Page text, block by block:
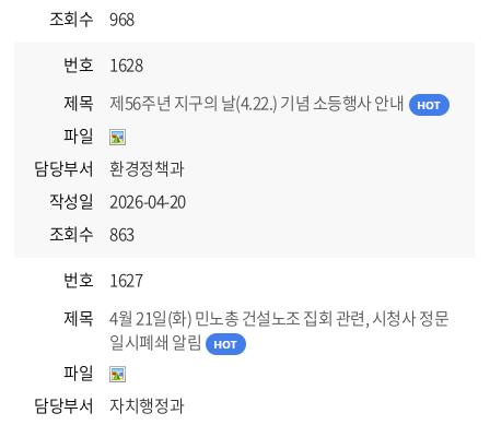
조회수
968
번호
1628
제목
제56주년 지구의 날(4.22.) 기념 소등행사 안내
파일
담당부서
환경정책과
작성일
2026-04-20
조회수
863
번호
1627
제목
4월 21일(화) 민노총 건설노조 집회 관련, 시청사 정문
일시폐쇄 알림
파일
담당부서
자치행정과